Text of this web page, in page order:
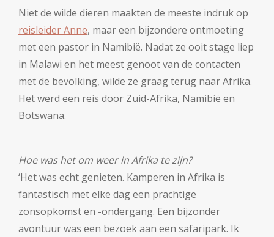
Niet de wilde dieren maakten de meeste indruk op
reisleider Anne, maar een bijzondere ontmoeting
met een pastor in Namibië. Nadat ze ooit stage liep
in Malawi en het meest genoot van de contacten
met de bevolking, wilde ze graag terug naar Afrika.
Het werd een reis door Zuid-Afrika, Namibië en
Botswana.
Hoe was het om weer in Afrika te zijn?
‘Het was echt genieten. Kamperen in Afrika is
fantastisch met elke dag een prachtige
zonsopkomst en -ondergang. Een bijzonder
avontuur was een bezoek aan een safaripark. Ik